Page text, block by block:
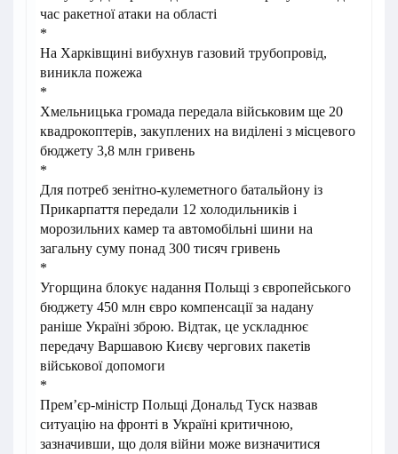
час ракетної атаки на області
*
На Харківщині вибухнув газовий трубопровід,
виникла пожежа
*
Хмельницька громада передала військовим ще 20
квадрокоптерів, закуплених на виділені з місцевого
бюджету 3,8 млн гривень
*
Для потреб зенітно-кулеметного батальйону із
Прикарпаття передали 12 холодильників і
морозильних камер та автомобільні шини на
загальну суму понад 300 тисяч гривень
*
Угорщина блокує надання Польщі з європейського
бюджету 450 млн євро компенсації за надану
раніше Україні зброю. Відтак, це ускладнює
передачу Варшавою Києву чергових пакетів
військової допомоги
*
Прем’єр-міністр Польщі Дональд Туск назвав
ситуацію на фронті в Україні критичною,
зазначивши, що доля війни може визначитися